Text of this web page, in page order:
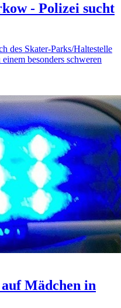
- Polizei sucht
des Skater-Parks/Haltestelle
besonders schweren
Mädchen in